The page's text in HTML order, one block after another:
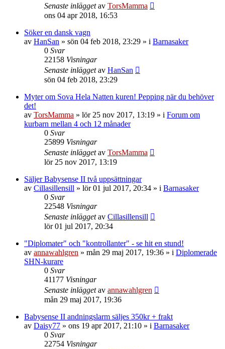
Senaste inläggetav TorsMamma
ons 04 apr 2018, 16:53
Söker en dansk vagn
av HanSan » sön 04 feb 2018, 23:29 » i Barnasaker
0 Svar
22158 Visningar
Senaste inläggetav HanSan
sön 04 feb 2018, 23:29
Myter om Sova Hela Natten kuren! Pepping när du behöver
det!
av TorsMamma » lör 25 nov 2017, 13:19 » i Forum om
kurbarn mellan 4 och 12 månader
0 Svar
25899 Visningar
Senaste inläggetav TorsMamma
lör 25 nov 2017, 13:19
Säljer Babysense II två uppsättningar
av Cillasillensill » lör 01 jul 2017, 20:34 » i Barnasaker
0 Svar
22548 Visningar
Senaste inläggetav Cillasillensill
lör 01 jul 2017, 20:34
"Diplomater" och "kontrollanter" - se hit en stund!
av annawahlgren » mån 29 maj 2017, 19:36 » i Diplomerade
SHN-kurare
0 Svar
41177 Visningar
Senaste inläggetav annawahlgren
mån 29 maj 2017, 19:36
Babysense II andningslarm säljes 350kr + frakt
av Daisy77 » ons 19 apr 2017, 21:10 » i Barnasaker
0 Svar
22754 Visningar